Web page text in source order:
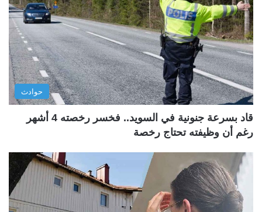
حوادث
قاد بسرعة جنونية في السويد.. فخسر رخصته 4 أشهر
رغم أن وظيفته تحتاج رخصة